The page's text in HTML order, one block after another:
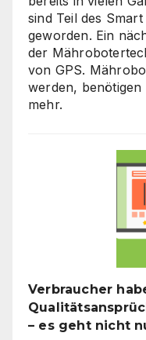
sind Teil des
geworden. Ein
der
von GPS.
werden,
mehr.
Verbraucher
– es geht nicht